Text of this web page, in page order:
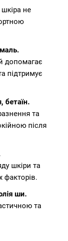
не
допомагає
підтримує
бетаїн.
та
після
шкіри та
факторів.
ши.
та